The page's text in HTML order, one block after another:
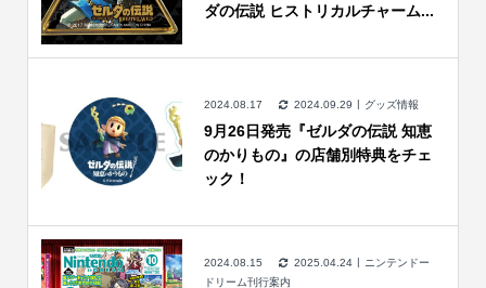
ダの伝説 ヒストリカルチャーム...
2024.08.17 2024.09.29 グッズ情報
9月26日発売『ゼルダの伝説 知恵
のかりもの』の店舗別特典をチェ
ック！
2024.08.15 2025.04.24
ニンテンドー
ドリーム刊行案内